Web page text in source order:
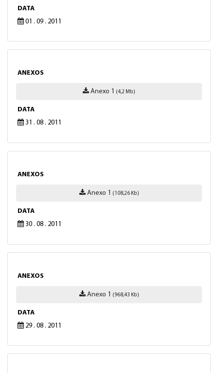
DATA
01 . 09 . 2011
ANEXOS
Anexo 1 (4,2 Mb)
DATA
31 . 08 . 2011
ANEXOS
Anexo 1 (108,26 Kb)
DATA
30 . 08 . 2011
ANEXOS
Anexo 1 (968,43 Kb)
DATA
29 . 08 . 2011